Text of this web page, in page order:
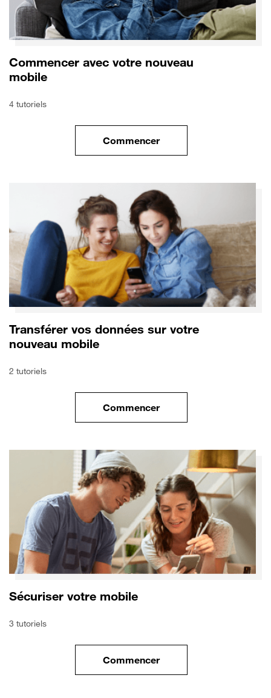
Commencer avec votre nouveau
mobile
4 tutoriels
Commencerle tuto pour Commencer avec
Transférer vos données sur votre
nouveau mobile
2 tutoriels
Commencerle tuto pour Transférer vos
Sécuriser votre mobile
3 tutoriels
Commencerle tuto pour Sécuriser votre